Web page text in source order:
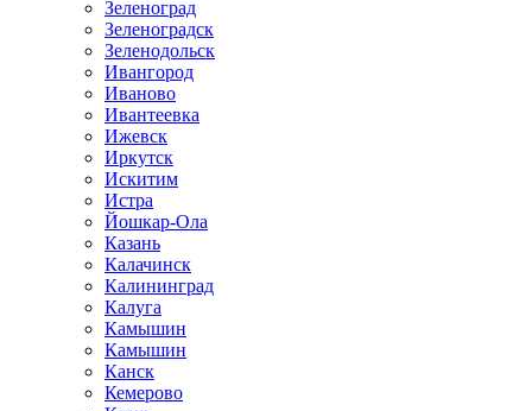
Зеленоград
Зеленоградск
Зеленодольск
Ивангород
Иваново
Ивантеевка
Ижевск
Иркутск
Искитим
Истра
Йошкар-Ола
Казань
Калачинск
Калининград
Калуга
Камышин
Камышин
Канск
Кемерово